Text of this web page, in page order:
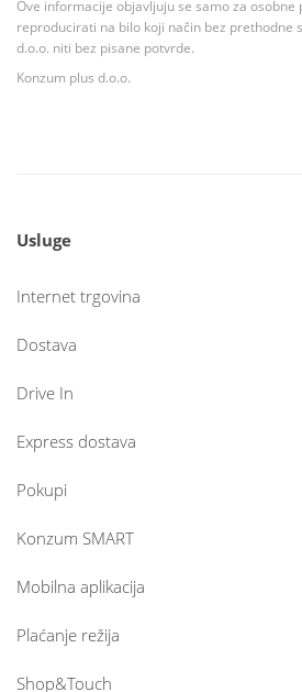
Ove informacije objavljuju se samo za
reproducirati na bilo koji način bez prethodne
d.o.o. niti bez pisane potvrde.
Konzum plus d.o.o.
Usluge
Internet trgovina
Dostava
Drive In
Express dostava
Pokupi
Konzum SMART
Mobilna aplikacija
Plaćanje režija
Shop&Touch